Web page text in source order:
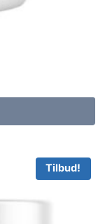
Tilbud!